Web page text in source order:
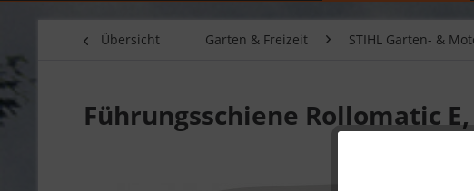
Übersicht Garten & Freizeit STIHL Garten- &
Führungsschiene Rollomatic